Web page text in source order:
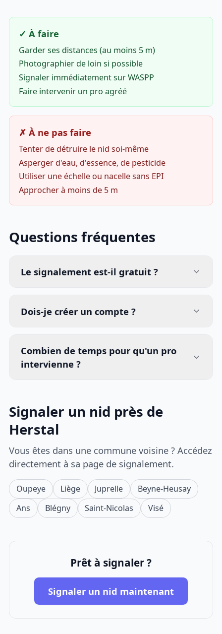
✓ À faire
Garder ses distances (au moins 5 m)
Photographier de loin si possible
Signaler immédiatement sur WASPP
Faire intervenir un pro agréé
✗ À ne pas faire
Tenter de détruire le nid soi-même
Asperger d'eau, d'essence, de pesticide
Utiliser une échelle ou nacelle sans EPI
Approcher à moins de 5 m
Questions fréquentes
Le signalement est-il gratuit ?
Dois-je créer un compte ?
Combien de temps pour qu'un pro
intervienne ?
Signaler un nid près de
Herstal
Vous êtes dans une commune voisine ? Accédez
directement à sa page de signalement.
Oupeye Liège Juprelle
Beyne-Heusay
Ans
Blégny Saint-Nicolas Visé
Prêt à signaler ?
Signaler un nid maintenant